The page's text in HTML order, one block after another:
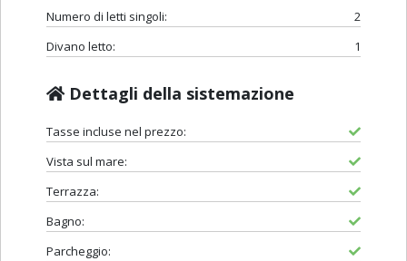
Numero di letti singoli:
2
Divano letto:
1
Dettagli della sistemazione
Tasse incluse nel prezzo:
Vista sul mare:
Terrazza:
Bagno:
Parcheggio: